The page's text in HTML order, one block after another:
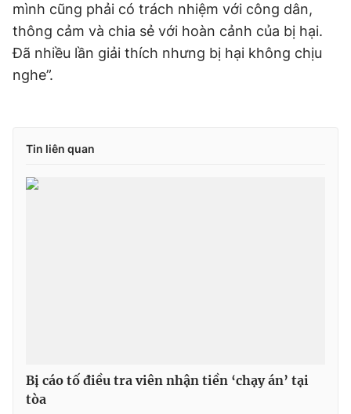
mình cũng phải có trách nhiệm với công dân,
thông cảm và chia sẻ với hoàn cảnh của bị hại.
Đã nhiều lần giải thích nhưng bị hại không chịu
nghe”.
Tin liên quan
Bị cáo tố điều tra viên nhận tiền ‘chạy án’ tại
tòa